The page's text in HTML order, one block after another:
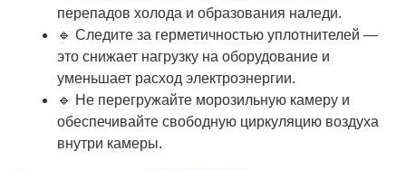
перепадов холода и образования наледи.
🔹 Следите за герметичностью уплотнителей —
это снижает нагрузку на оборудование и
уменьшает расход электроэнергии.
🔹 Не перегружайте морозильную камеру и
обеспечивайте свободную циркуляцию воздуха
внутри камеры.